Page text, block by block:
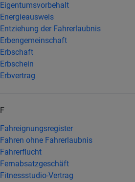
Eigentumsvorbehalt
Energieausweis
Entziehung der Fahrerlaubnis
Erbengemeinschaft
Erbschaft
Erbschein
Erbvertrag
F
Fahreignungsregister
Fahren ohne Fahrerlaubnis
Fahrerflucht
Fernabsatzgeschäft
Fitnessstudio-Vertrag